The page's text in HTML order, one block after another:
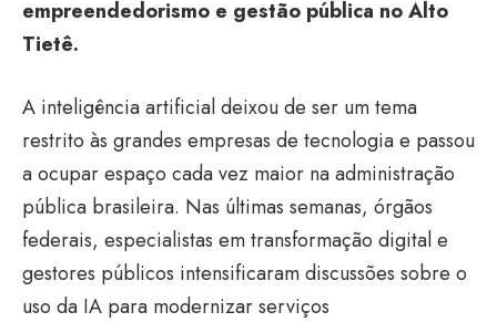
empreendedorismo e gestão pública no Alto
Tietê.
A inteligência artificial deixou de ser um tema
restrito às grandes empresas de tecnologia e passou
a ocupar espaço cada vez maior na administração
pública brasileira. Nas últimas semanas, órgãos
federais, especialistas em transformação digital e
gestores públicos intensificaram discussões sobre o
uso da IA para modernizar serviços